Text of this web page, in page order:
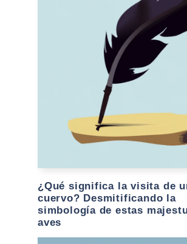
¿Qué significa la visita de
cuervo? Desmitificando la
simbología de estas
aves